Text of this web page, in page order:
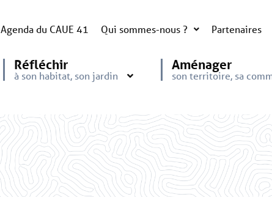
Agenda du CAUE 41 Qui sommes-nous ? Partenaires
Réfléchir
à son habitat, son jardin
Aménager
son territoire, sa